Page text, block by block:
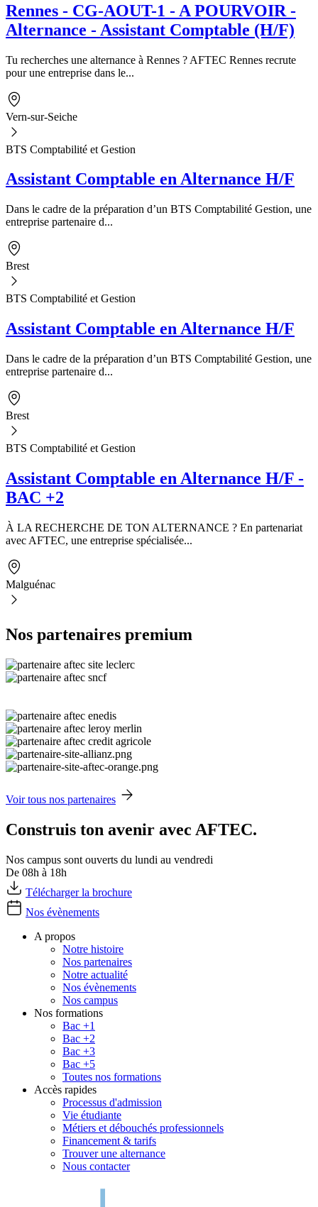
Rennes - CG-AOUT-1 - A POURVOIR -
Alternance - Assistant Comptable (H/F)
Tu recherches une alternance à Rennes ? AFTEC Rennes recrute
pour une entreprise dans le...
Vern-sur-Seiche
BTS Comptabilité et Gestion
Assistant Comptable en Alternance H/F
Dans le cadre de la préparation d’un BTS Comptabilité Gestion, une
entreprise partenaire d...
Brest
BTS Comptabilité et Gestion
Assistant Comptable en Alternance H/F
Dans le cadre de la préparation d’un BTS Comptabilité Gestion, une
entreprise partenaire d...
Brest
BTS Comptabilité et Gestion
Assistant Comptable en Alternance H/F -
BAC +2
À LA RECHERCHE DE TON ALTERNANCE ? En partenariat
avec AFTEC, une entreprise spécialisée...
Malguénac
Nos partenaires premium
Voir tous nos partenaires
Construis ton avenir avec AFTEC.
Nos campus sont ouverts du lundi au vendredi
De 08h à 18h
Télécharger la brochure
Nos évènements
A propos
Notre histoire
Nos partenaires
Notre actualité
Nos évènements
Nos campus
Nos formations
Bac +1
Bac +2
Bac +3
Bac +5
Toutes nos formations
Accès rapides
Processus d'admission
Vie étudiante
Métiers et débouchés professionnels
Financement & tarifs
Trouver une alternance
Nous contacter